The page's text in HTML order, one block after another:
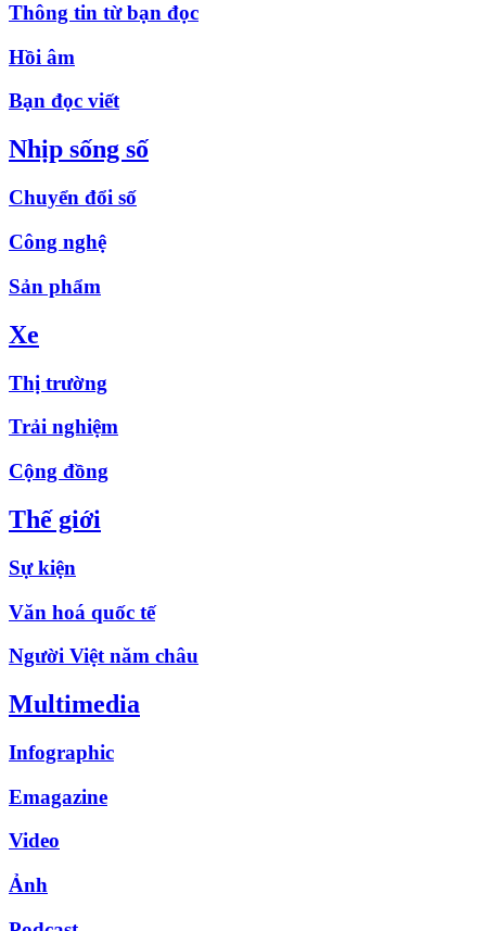
Thông tin từ bạn đọc
Hồi âm
Bạn đọc viết
Nhịp sống số
Chuyển đổi số
Công nghệ
Sản phẩm
Xe
Thị trường
Trải nghiệm
Cộng đồng
Thế giới
Sự kiện
Văn hoá quốc tế
Người Việt năm châu
Multimedia
Infographic
Emagazine
Video
Ảnh